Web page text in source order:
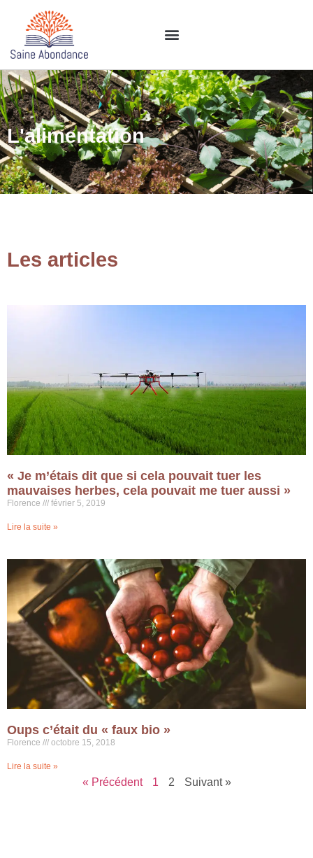
L'alimentation
Les articles​
« Je m’étais dit que si cela pouvait tuer les
mauvaises herbes, cela pouvait me tuer aussi »
Florence février 5, 2019
Lire la suite »
Oups c’était du « faux bio »
Florence octobre 15, 2018
Lire la suite »
« Précédent 1 2 Suivant »